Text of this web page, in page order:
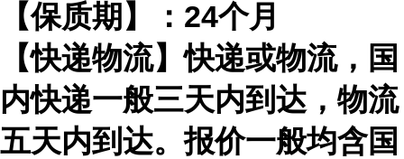
【保质期】： 24个月
【快递物流】快递或物流，国
内快递一般三天内到达，物流
五天内到达。报价一般均含国